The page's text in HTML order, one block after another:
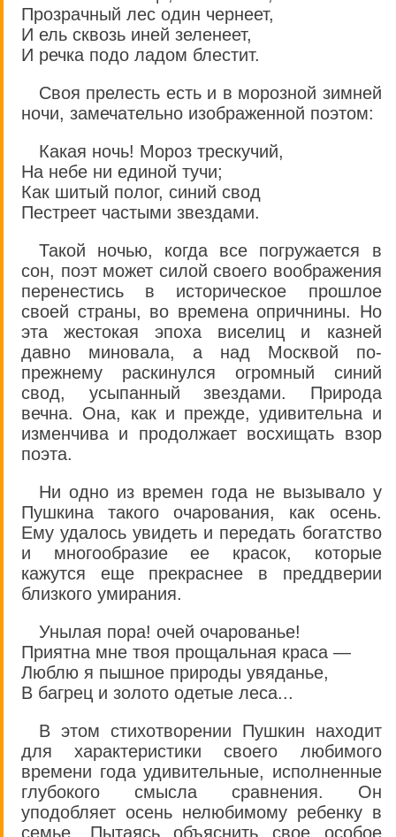
Прозрачный лес один чернеет,
И ель сквозь иней зеленеет,
И речка подо ладом блестит.
Своя прелесть есть и в морозной зимней
ночи, замечательно изображенной поэтом:
Какая ночь! Мороз трескучий,
На небе ни единой тучи;
Как шитый полог, синий свод
Пестреет частыми звездами.
Такой ночью, когда все погружается в
сон, поэт может силой своего воображения
перенестись в историческое прошлое
своей страны, во времена опричнины. Но
эта жестокая эпоха виселиц и казней
давно миновала, а над Москвой по-
прежнему раскинулся огромный синий
свод, усыпанный звездами. Природа
вечна. Она, как и прежде, удивительна и
изменчива и продолжает восхищать взор
поэта.
Ни одно из времен года не вызывало у
Пушкина такого очарования, как осень.
Ему удалось увидеть и передать богатство
и многообразие ее красок, которые
кажутся еще прекраснее в преддверии
близкого умирания.
Унылая пора! очей очарованье!
Приятна мне твоя прощальная краса —
Люблю я пышное природы увяданье,
В багрец и золото одетые леса...
В этом стихотворении Пушкин находит
для характеристики своего любимого
времени года удивительные, исполненные
глубокого смысла сравнения. Он
уподобляет осень нелюбимому ребенку в
семье. Пытаясь объяснить свое особое